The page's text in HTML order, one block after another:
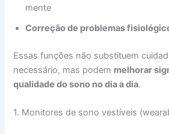
mente
Correção de problemas
Essas funções não substituem
necessário, mas podem melhorar
qualidade do sono no dia a dia.
1. Monitores de sono vestíveis